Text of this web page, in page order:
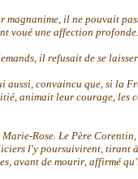
magnanime, il ne pouvait
voué une affection profonde.
, il refusait de se
aussi, convaincu que, si la
, animait leur courage, les
Rose. Le Père Corentin,
l'y poursuivirent, tirant
, avant de mourir, affirmé